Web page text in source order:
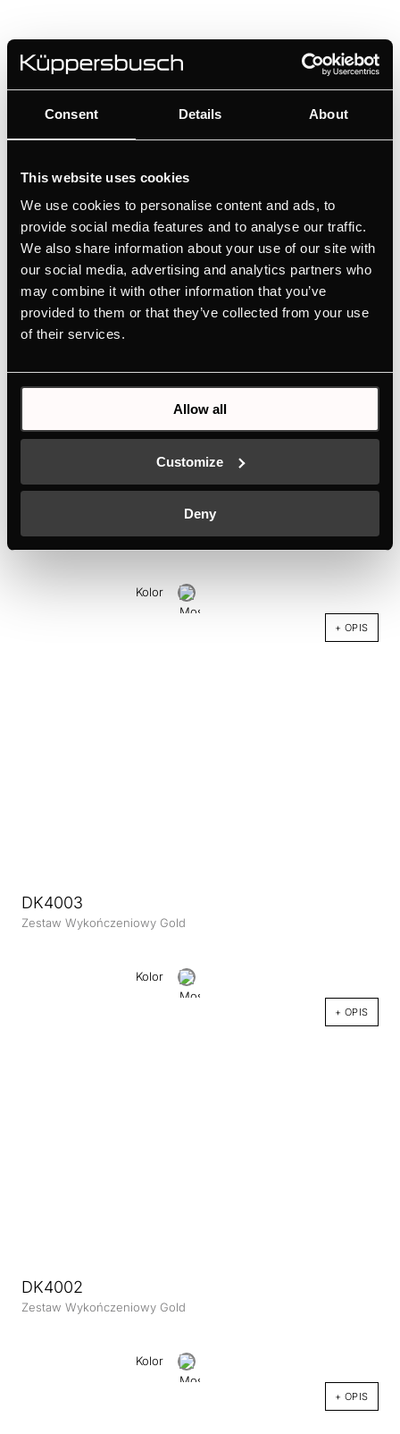
Consent Details About
This website uses cookies
We use cookies to personalise content and ads, to
provide social media features and to analyse our traffic.
We also share information about your use of our site with
our social media, advertising and analytics partners who
may combine it with other information that you’ve
provided to them or that they’ve collected from your use
of their services.
Allow all
Customize
Deny
Kolor
+ OPIS
Zestaw Wykończeniowy Złoto
Kolor
+ OPIS
DK4003
Zestaw Wykończeniowy Gold
Kolor
+ OPIS
DK4002
Zestaw Wykończeniowy Gold
Kolor
+ OPIS